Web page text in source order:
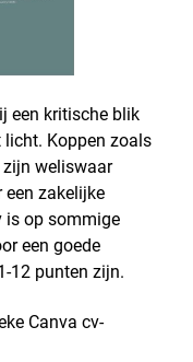
een kritische blik
licht. Koppen zoals
zijn weliswaar
zakelijke
is op sommige
een goede
12 punten zijn.
Canva cv-